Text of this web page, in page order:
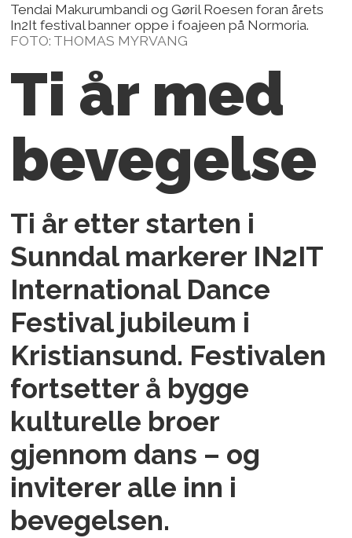
Tendai Makurumbandi og Gøril Roesen foran årets
In2It festival banner oppe i foajeen på Normoria.
FOTO: THOMAS MYRVANG
Ti år med
bevegelse
Ti år etter starten i
Sunndal markerer IN2IT
International Dance
Festival jubileum i
Kristiansund. Festivalen
fortsetter å bygge
kulturelle broer
gjennom dans – og
inviterer alle inn i
bevegelsen.